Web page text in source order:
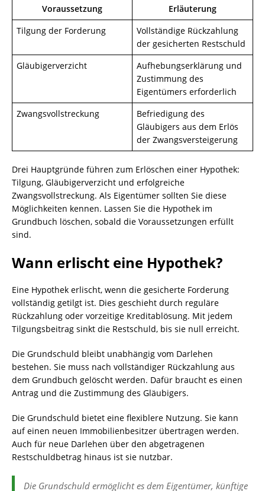
Voraussetzung
Erläuterung
Tilgung der Forderung
Vollständige Rückzahlung
der gesicherten Restschuld
Gläubigerverzicht
Aufhebungserklärung und
Zustimmung des
Eigentümers erforderlich
Zwangsvollstreckung
Befriedigung des
Gläubigers aus dem Erlös
der Zwangsversteigerung
Drei Hauptgründe führen zum Erlöschen einer Hypothek:
Tilgung, Gläubigerverzicht und erfolgreiche
Zwangsvollstreckung. Als Eigentümer sollten Sie diese
Möglichkeiten kennen. Lassen Sie die Hypothek im
Grundbuch löschen, sobald die Voraussetzungen erfüllt
sind.
Wann erlischt eine Hypothek?
Eine Hypothek erlischt, wenn die gesicherte Forderung
vollständig getilgt ist. Dies geschieht durch reguläre
Rückzahlung oder vorzeitige Kreditablösung. Mit jedem
Tilgungsbeitrag sinkt die Restschuld, bis sie null erreicht.
Die Grundschuld bleibt unabhängig vom Darlehen
bestehen. Sie muss nach vollständiger Rückzahlung aus
dem Grundbuch gelöscht werden. Dafür braucht es einen
Antrag und die Zustimmung des Gläubigers.
Die Grundschuld bietet eine flexiblere Nutzung. Sie kann
auf einen neuen Immobilienbesitzer übertragen werden.
Auch für neue Darlehen über den abgetragenen
Restschuldbetrag hinaus ist sie nutzbar.
Die Grundschuld ermöglicht es dem Eigentümer, künftige